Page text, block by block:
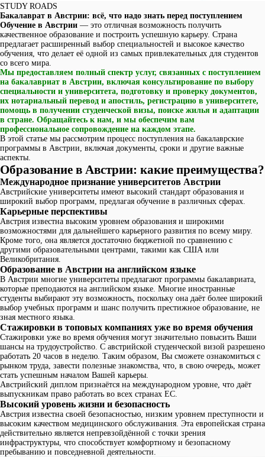
STUDY ROADS
Бакалаврат в Австрии: всё, что надо знать перед поступлением
Обучение в Австрии — это отличная возможность получить
качественное образование и построить успешную карьеру. Страна
предлагает расширенный выбор специальностей и высокое качество
обучения, что делает её одной из самых привлекательных для студентов
со всего мира.
Мы предоставляем полный спектр услуг, связанных с поступлением
на бакалавриат в Австрии, включая консультирование по выбору
специальности и университета, подготовку и проверку документов,
их нотариальный перевод и апостиль, регистрацию в университете,
помощь в получении студенческой визы, поиске жилья и адаптации
в стране. Обращайтесь к нам, и мы обеспечим вам
профессиональное сопровождение на каждом этапе.
В этой статье мы рассмотрим процесс поступления на бакалаврские
программы в Австрии, включая документы, сроки и другие важные
аспекты.
Образование в Австрии: какие преимущества?
Международное признание университетов Австрии
Австрийские университеты имеют высокий стандарт образования и
широкий выбор программ, предлагая обучение в различных сферах.
Карьерные перспективы
Австрия известна высоким уровнем образования и широкими
возможностями для дальнейшего карьерного развития по всему миру.
Кроме того, она является достаточно бюджетной по сравнению с
другими образовательными центрами, такими как США или
Великобритания.
Образование в Австрии на английском языке
В Австрии многие университеты предлагают программы бакалавриата,
которые преподаются на английском языке. Многие иностранные
студенты выбирают эту возможность, поскольку она даёт более широкий
выбор учебных программ и шанс получить престижное образование, не
зная местного языка.
Стажировки в топовых компаниях уже во время обучения
Стажировки уже во время обучения могут значительно повысить Ваши
шансы на трудоустройство. С австрийской студенческой визой разрешено
работать 20 часов в неделю. Таким образом, Вы сможете ознакомиться с
рынком труда, завести полезные знакомства, что, в свою очередь, может
стать успешным началом Вашей карьеры.
Австрийский диплом признаётся на международном уровне, что даёт
выпускникам право работать во всех странах ЕС.
Высокий уровень жизни и безопасность
Австрия известна своей безопасностью, низким уровнем преступности и
высоким качеством медицинского обслуживания. Эта европейская страна
действительно является непревзойдённой с точки зрения
инфраструктуры, что способствует комфортному и безопасному
пребыванию и повседневной деятельности.